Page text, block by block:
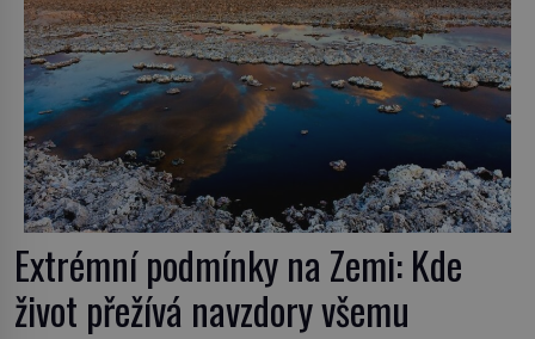
Extrémní podmínky na Zemi: Kde
život přežívá navzdory všemu